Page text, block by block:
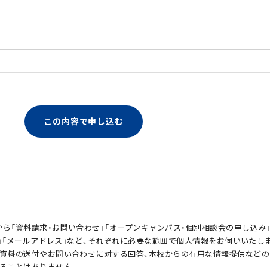
資料請求・お問い合わせ」「オープンキャンパス・個別相談会の申し込み
」「メールアドレス」など、それぞれに必要な範囲で個人情報をお伺いいたし
料の送付やお問い合わせに対する回答、本校からの有用な情報提供など